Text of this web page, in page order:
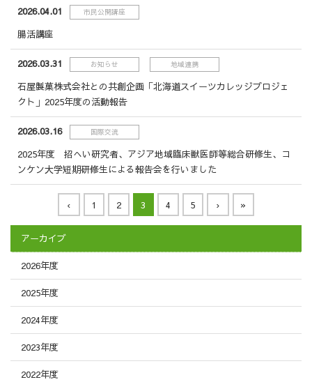
2026.04.01 市民公開講座
腸活講座
2026.03.31 お知らせ 地域連携
石屋製菓株式会社との共創企画「北海道スイーツカレッジプロジェ
クト」2025年度の活動報告
2026.03.16 国際交流
2025年度 招へい研究者、アジア地域臨床獣医師等総合研修生、コ
ンケン大学短期研修生による報告会を行いました
‹ 1 2 3 4 5 › »
アーカイブ
2026年度
2025年度
2024年度
2023年度
2022年度